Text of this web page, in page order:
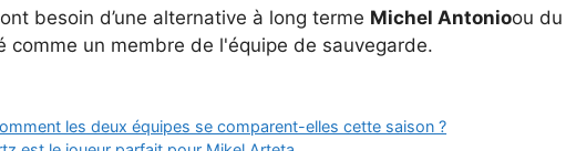
besoin d’une alternative à long terme Michel Antonioou
comme un membre de l'équipe de sauvegarde.
les deux équipes se comparent-elles cette saison ?